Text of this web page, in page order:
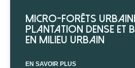
Micro-forêts
plantation dense et
en milieu urbain
EN SAVOIR PLUS